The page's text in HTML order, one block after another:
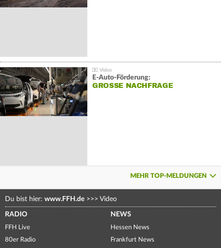
E-Auto-Förderung:
GROSSE NACHFRAGE
MEHR TOP-MELDUNGEN
Du bist hier: www.FFH.de >>> Video
RADIO
FFH Live
80er Radio
NEWS
Hessen News
Frankfurt News